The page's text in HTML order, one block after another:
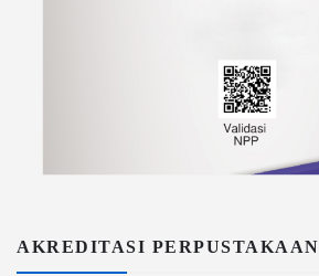
AKREDITASI PERPUSTAKAAN